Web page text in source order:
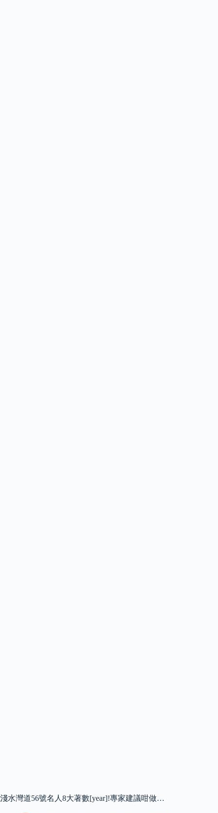
淺水灣道56號名人8大著數[year]!專家建議咁做…